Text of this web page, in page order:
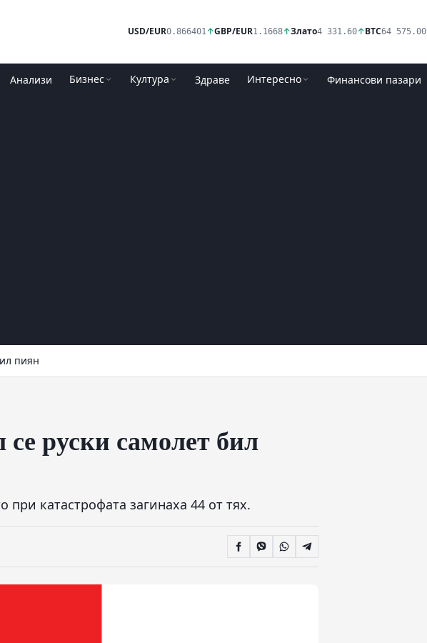
USD/EUR0.866401↑GBP/EUR1.1668↑Злато4 331.60↑BTC64 575.00
Анализи Бизнес Култура Здраве Интересно Финансови пазари
пиян
руски самолет бил
катастрофата загинаха 44 от тях.